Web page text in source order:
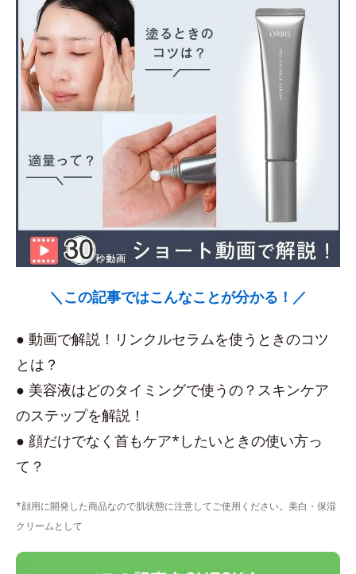
＼この記事ではこんなことが分かる！／
● 動画で解説！リンクルセラムを使うときのコツ
とは？
● 美容液はどのタイミングで使うの？スキンケア
のステップを解説！
● 顔だけでなく首もケア*したいときの使い方っ
て？
*顔用に開発した商品なので肌状態に注意してご使用ください。美白・保湿
クリームとして